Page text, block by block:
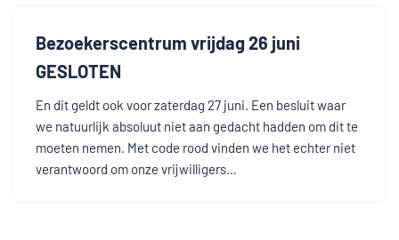
Bezoekerscentrum vrijdag 26 juni
GESLOTEN
En dit geldt ook voor zaterdag 27 juni. Een besluit waar
we natuurlijk absoluut niet aan gedacht hadden om dit te
moeten nemen. Met code rood vinden we het echter niet
verantwoord om onze vrijwilligers…